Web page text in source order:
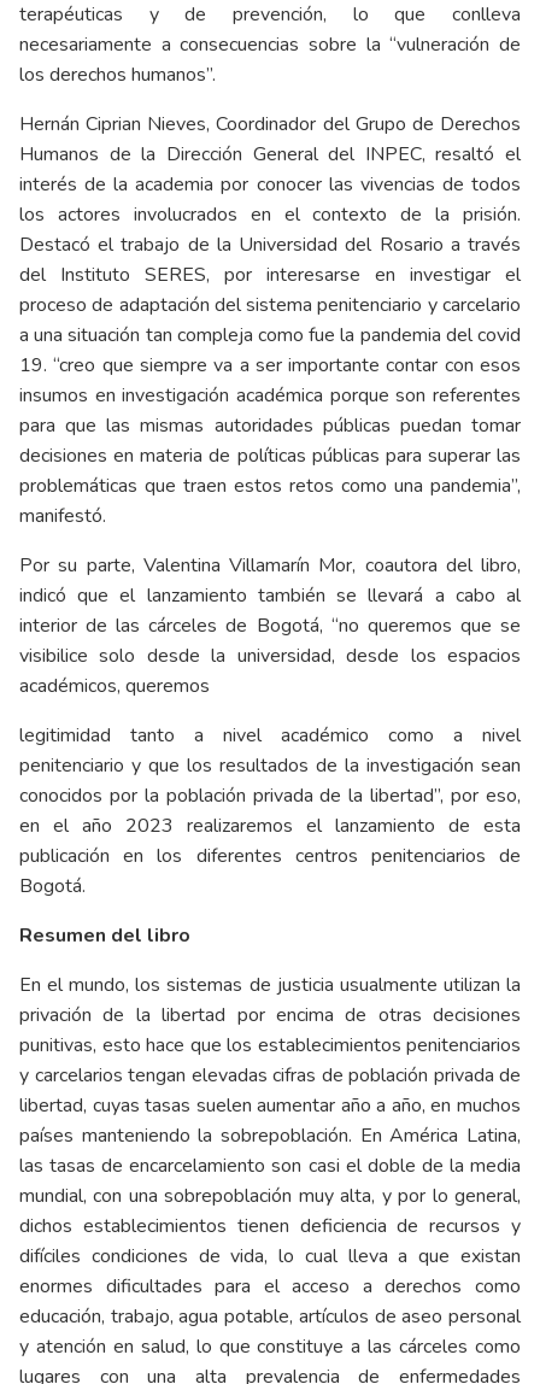
terapéuticas y de prevención, lo que conlleva
necesariamente a consecuencias sobre la “vulneración de
los derechos humanos”.
Hernán Ciprian Nieves, Coordinador del Grupo de Derechos
Humanos de la Dirección General del INPEC, resaltó el
interés de la academia por conocer las vivencias de todos
los actores involucrados en el contexto de la prisión.
Destacó el trabajo de la Universidad del Rosario a través
del Instituto SERES, por interesarse en investigar el
proceso de adaptación del sistema penitenciario y carcelario
a una situación tan compleja como fue la pandemia del covid
19. “creo que siempre va a ser importante contar con esos
insumos en investigación académica porque son referentes
para que las mismas autoridades públicas puedan tomar
decisiones en materia de políticas públicas para superar las
problemáticas que traen estos retos como una pandemia”,
manifestó.
Por su parte, Valentina Villamarín Mor, coautora del libro,
indicó que el lanzamiento también se llevará a cabo al
interior de las cárceles de Bogotá, “no queremos que se
visibilice solo desde la universidad, desde los espacios
académicos, queremos
legitimidad tanto a nivel académico como a nivel
penitenciario y que los resultados de la investigación sean
conocidos por la población privada de la libertad”, por eso,
en el año 2023 realizaremos el lanzamiento de esta
publicación en los diferentes centros penitenciarios de
Bogotá.
Resumen del libro
En el mundo, los sistemas de justicia usualmente utilizan la
privación de la libertad por encima de otras decisiones
punitivas, esto hace que los establecimientos penitenciarios
y carcelarios tengan elevadas cifras de población privada de
libertad, cuyas tasas suelen aumentar año a año, en muchos
países manteniendo la sobrepoblación. En América Latina,
las tasas de encarcelamiento son casi el doble de la media
mundial, con una sobrepoblación muy alta, y por lo general,
dichos establecimientos tienen deficiencia de recursos y
difíciles condiciones de vida, lo cual lleva a que existan
enormes dificultades para el acceso a derechos como
educación, trabajo, agua potable, artículos de aseo personal
y atención en salud, lo que constituye a las cárceles como
lugares con una alta prevalencia de enfermedades